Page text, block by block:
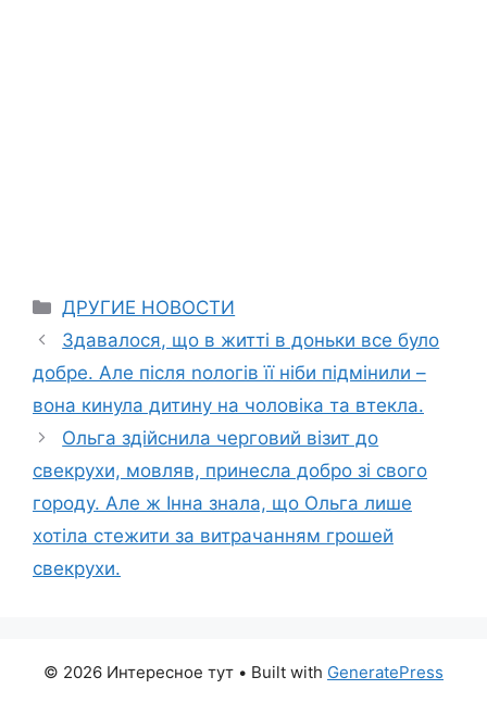
Categories
ДРУГИЕ НОВОСТИ
Здавалося, що в житті в доньки все було
добре. Але після nологів її ніби підмінили –
вона кинула дитину на чоловіка та втекла.
Ольга здійснила черговий візит до
свекрухи, мовляв, принесла добро зі свого
городу. Але ж Інна знала, що Ольга лише
хотіла стежити за витрачанням грошей
свекрухи.
© 2026 Интересное тут • Built with GeneratePress